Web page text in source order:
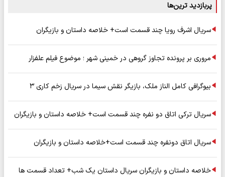
پربازدید ترین‌ها
سریال اشرف رویا چند قسمت است+ خلاصه داستان و بازیگران
مروری بر پرونده تجاوز گروهی در خمینی شهر ؛ موضوع فیلم علفزار
بیوگرافی کامل الناز ملک، بازیگر نقش سیما در سریال زخم کاری ۳
سریال ترکی اتاق دو نفره چند قسمت است+ خلاصه داستان و بازیگران
سریال اتاق دونفره چند قسمت است+خلاصه داستان و بازیگران
خلاصه داستان و بازیگران سریال داستان یک شب+ تعداد قسمت ها